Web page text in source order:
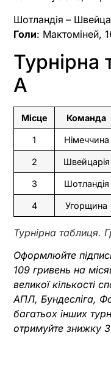
Шотландія –
Голи: Мактоміней,
Турнірна
А
Місце Команда
1 Німеччина
2 Швейцарія
3 Шотландія
4 Угорщина
Турнірна таблиця.
Оформлюйте
109 гривень на
великої кількості
АПЛ, Бундесліга,
багатьох інших
отримуйте знижку